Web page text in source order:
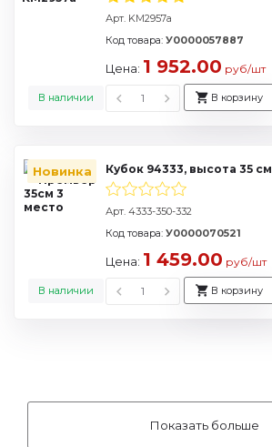
Арт. KM2957a
В наличии
Код товара: У0000057887
Цена: 1 952.00 руб/шт
В корзину
Новинка Кубок 94333, высота 35
Арт. 4333-350-332
В наличии
Код товара: У0000070521
Цена: 1 459.00 руб/шт
В корзину
Показать больше